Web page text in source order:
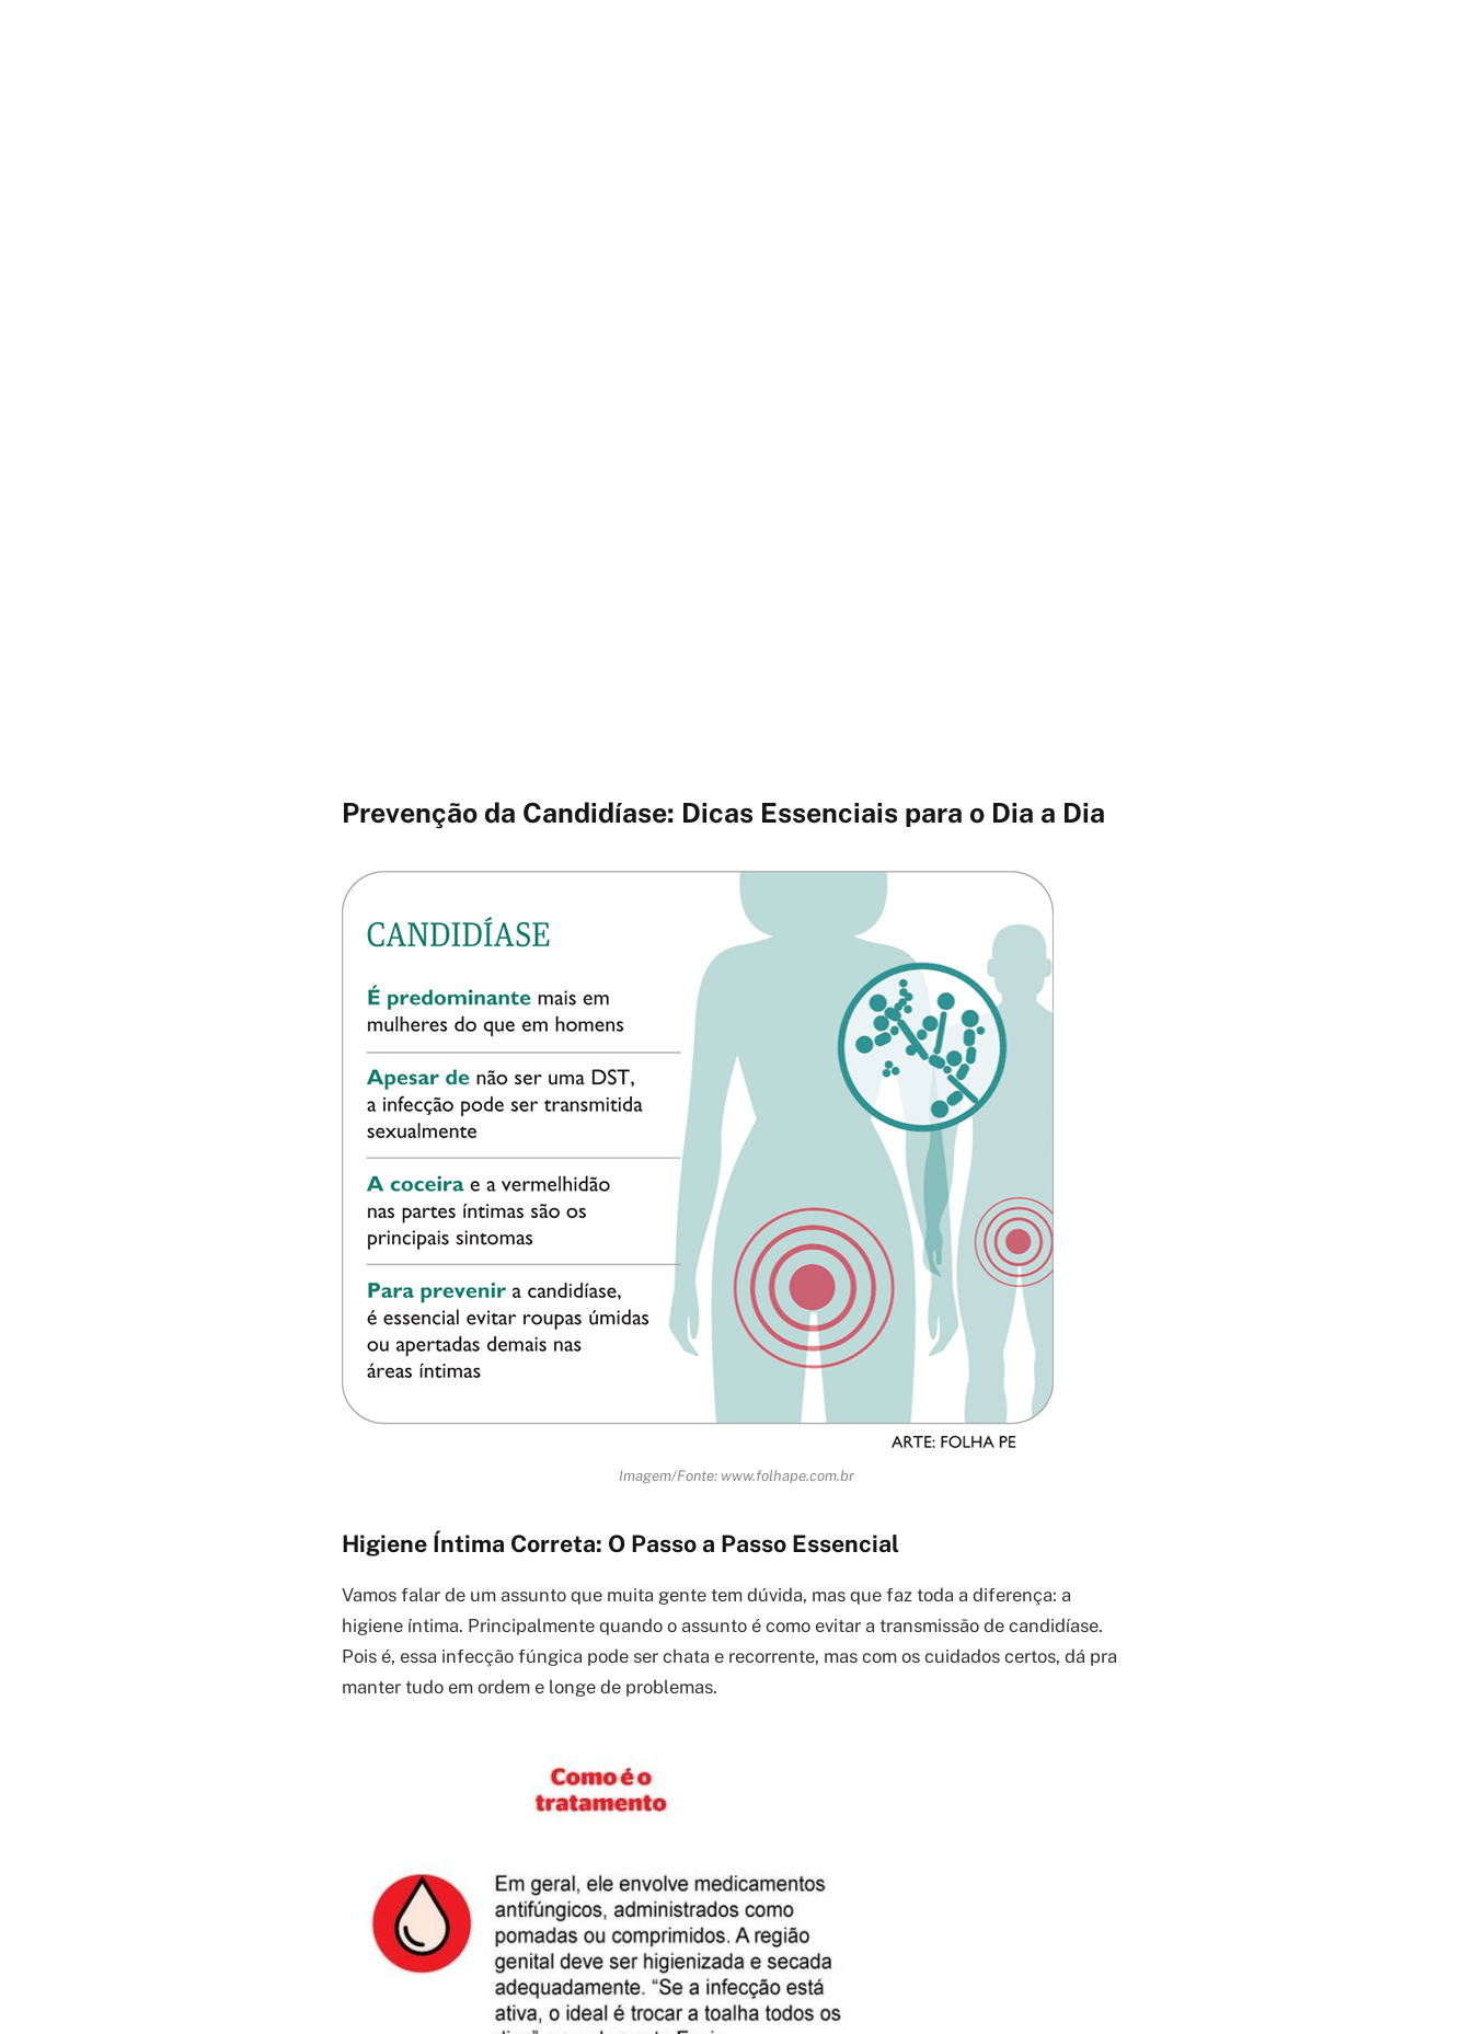
Prevenção da Candidíase: Dicas Essenciais para o Dia a Dia
Imagem/Fonte: www.folhape.com.br
Higiene Íntima Correta: O Passo a Passo Essencial
Vamos falar de um assunto que muita gente tem dúvida, mas que faz toda a diferença: a
higiene íntima. Principalmente quando o assunto é como evitar a transmissão de candidíase.
Pois é, essa infecção fúngica pode ser chata e recorrente, mas com os cuidados certos, dá pra
manter tudo em ordem e longe de problemas.